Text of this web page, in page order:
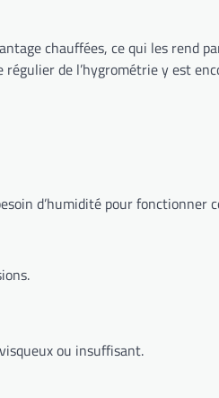
chauffées, ce qui les rend
de l’hygrométrie y est
d’humidité pour fonctionner
ou insuffisant.